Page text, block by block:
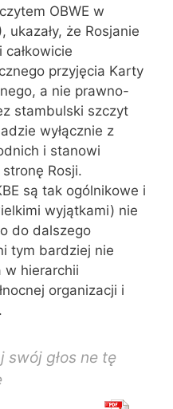
OBWE w
że Rosjanie
przyjęcia Karty
a nie prawno-
stambulski szczyt
wyłącznie z
i stanowi
Rosji.
są tak ogólnikowe i
wyjątkami) nie
do dalszego
tym bardziej nie
w hierarchii
organizacji i
swój głos ne tę